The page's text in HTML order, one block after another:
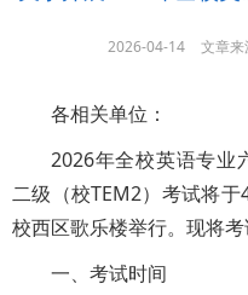
2026-04-14 文章来
各相关单位：
2026年全校英语专业
二级（校TEM2）考试将
校西区歌乐楼举行。现将
一、考试时间